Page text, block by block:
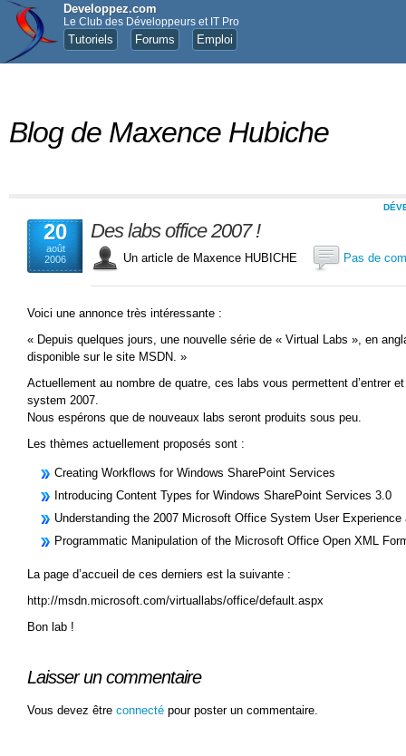
Developpez.com
Le Club des Développeurs et IT Pro
Tutoriels Forums Emploi
Blog de Maxence Hubiche
20
août
2006
Des labs office 2007 !
Un article de Maxence HUBICHE Pas de
Voici une annonce très intéressante :
« Depuis quelques jours, une nouvelle série de « Virtual Labs », en
disponible sur le site MSDN. »
Actuellement au nombre de quatre, ces labs vous permettent d’entrer
system 2007.
Nous espérons que de nouveaux labs seront produits sous peu.
Les thèmes actuellement proposés sont :
Creating Workflows for Windows SharePoint Services
Introducing Content Types for Windows SharePoint Services 3.0
Understanding the 2007 Microsoft Office System User Experience
Programmatic Manipulation of the Microsoft Office Open XML
La page d’accueil de ces derniers est la suivante :
http://msdn.microsoft.com/virtuallabs/office/default.aspx
Bon lab !
Laisser un commentaire
Vous devez être connecté pour poster un commentaire.